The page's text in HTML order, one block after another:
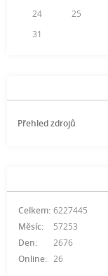
24
25
31
Přehled zdrojů
Online: 26
Celkem: 6227445
Měsíc:
57253
Den:
2676